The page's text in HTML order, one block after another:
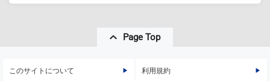
Page Top
このサイトについて 利用規約